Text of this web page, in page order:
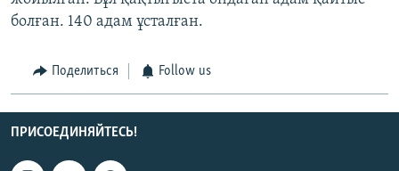
болған. 140 адам ұсталған.
Поделиться Follow us
ПРИСОЕДИНЯЙТЕСЬ!